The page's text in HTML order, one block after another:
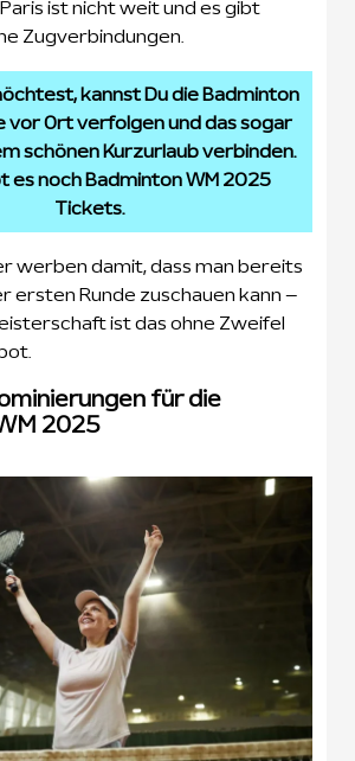
ist nicht weit und es gibt
Zugverbindungen.
kannst Du die Badminton
vor Ort verfolgen und das sogar
schönen Kurzurlaub verbinden.
es noch Badminton WM 2025
Tickets.
werben damit, dass man bereits
ersten Runde zuschauen kann –
ist das ohne Zweifel
für die
2025